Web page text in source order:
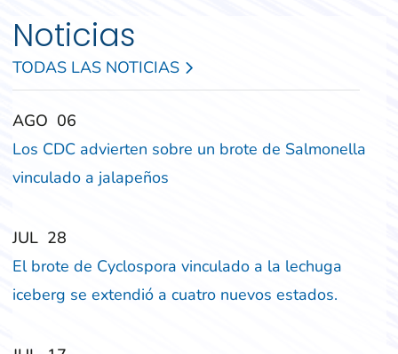
Noticias
TODAS LAS NOTICIAS
‎‎AGO ‎‎06
Los CDC advierten sobre un brote de Salmonella
vinculado a jalapeños
‎‎JUL ‎‎28
El brote de Cyclospora vinculado a la lechuga
iceberg se extendió a cuatro nuevos estados.